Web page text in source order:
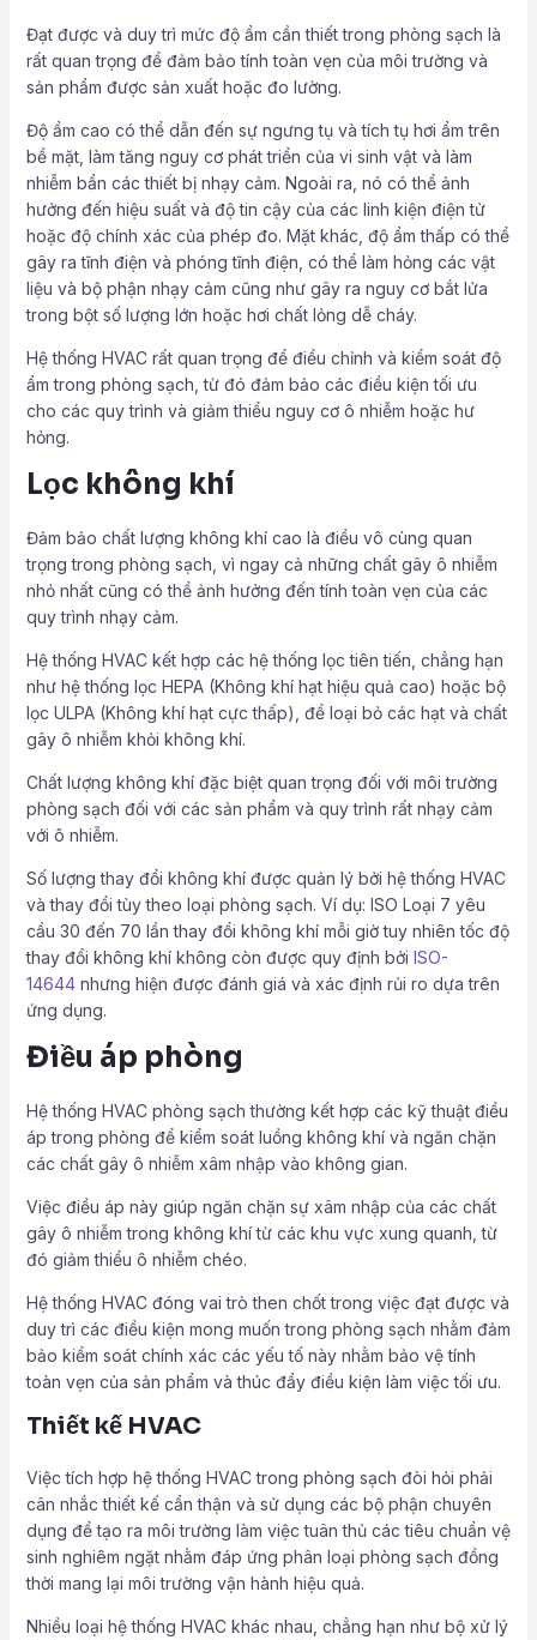
Đạt được và duy trì mức độ ẩm cần thiết trong phòng sạch là
rất quan trọng để đảm bảo tính toàn vẹn của môi trường và
sản phẩm được sản xuất hoặc đo lường.
Độ ẩm cao có thể dẫn đến sự ngưng tụ và tích tụ hơi ẩm trên
bề mặt, làm tăng nguy cơ phát triển của vi sinh vật và làm
nhiễm bẩn các thiết bị nhạy cảm. Ngoài ra, nó có thể ảnh
hưởng đến hiệu suất và độ tin cậy của các linh kiện điện tử
hoặc độ chính xác của phép đo. Mặt khác, độ ẩm thấp có thể
gây ra tĩnh điện và phóng tĩnh điện, có thể làm hỏng các vật
liệu và bộ phận nhạy cảm cũng như gây ra nguy cơ bắt lửa
trong bột số lượng lớn hoặc hơi chất lỏng dễ cháy.
Hệ thống HVAC rất quan trọng để điều chỉnh và kiểm soát độ
ẩm trong phòng sạch, từ đó đảm bảo các điều kiện tối ưu
cho các quy trình và giảm thiểu nguy cơ ô nhiễm hoặc hư
hỏng.
Lọc không khí
Đảm bảo chất lượng không khí cao là điều vô cùng quan
trọng trong phòng sạch, vì ngay cả những chất gây ô nhiễm
nhỏ nhất cũng có thể ảnh hưởng đến tính toàn vẹn của các
quy trình nhạy cảm.
Hệ thống HVAC kết hợp các hệ thống lọc tiên tiến, chẳng hạn
như hệ thống lọc HEPA (Không khí hạt hiệu quả cao) hoặc bộ
lọc ULPA (Không khí hạt cực thấp), để loại bỏ các hạt và chất
gây ô nhiễm khỏi không khí.
Chất lượng không khí đặc biệt quan trọng đối với môi trường
phòng sạch đối với các sản phẩm và quy trình rất nhạy cảm
với ô nhiễm.
Số lượng thay đổi không khí được quản lý bởi hệ thống HVAC
và thay đổi tùy theo loại phòng sạch. Ví dụ: ISO Loại 7 yêu
cầu 30 đến 70 lần thay đổi không khí mỗi giờ tuy nhiên tốc độ
thay đổi không khí không còn được quy định bởi ISO-
14644nhưng hiện được đánh giá và xác định rủi ro dựa trên
ứng dụng.
Điều áp phòng
Hệ thống HVAC phòng sạch thường kết hợp các kỹ thuật điều
áp trong phòng để kiểm soát luồng không khí và ngăn chặn
các chất gây ô nhiễm xâm nhập vào không gian.
Việc điều áp này giúp ngăn chặn sự xâm nhập của các chất
gây ô nhiễm trong không khí từ các khu vực xung quanh, từ
đó giảm thiểu ô nhiễm chéo.
Hệ thống HVAC đóng vai trò then chốt trong việc đạt được và
duy trì các điều kiện mong muốn trong phòng sạch nhằm đảm
bảo kiểm soát chính xác các yếu tố này nhằm bảo vệ tính
toàn vẹn của sản phẩm và thúc đẩy điều kiện làm việc tối ưu.
Thiết kế HVAC
Việc tích hợp hệ thống HVAC trong phòng sạch đòi hỏi phải
cân nhắc thiết kế cẩn thận và sử dụng các bộ phận chuyên
dụng để tạo ra môi trường làm việc tuân thủ các tiêu chuẩn vệ
sinh nghiêm ngặt nhằm đáp ứng phân loại phòng sạch đồng
thời mang lại môi trường vận hành hiệu quả.
Nhiều loại hệ thống HVAC khác nhau, chẳng hạn như bộ xử lý